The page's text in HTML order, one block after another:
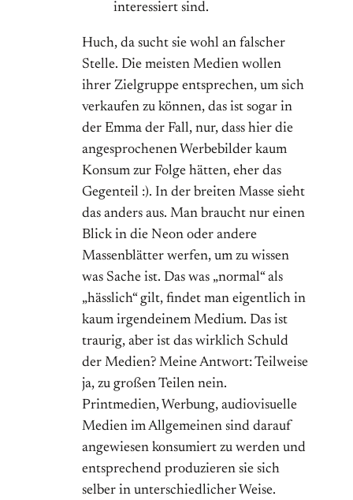
interessiert sind.
Huch, da sucht sie wohl an falscher
Stelle. Die meisten Medien wollen
ihrer Zielgruppe entsprechen, um sich
verkaufen zu können, das ist sogar in
der Emma der Fall, nur, dass hier die
angesprochenen Werbebilder kaum
Konsum zur Folge hätten, eher das
Gegenteil :). In der breiten Masse sieht
das anders aus. Man braucht nur einen
Blick in die Neon oder andere
Massenblätter werfen, um zu wissen
was Sache ist. Das was „normal“ als
„hässlich“ gilt, findet man eigentlich in
kaum irgendeinem Medium. Das ist
traurig, aber ist das wirklich Schuld
der Medien? Meine Antwort: Teilweise
ja, zu großen Teilen nein.
Printmedien, Werbung, audiovisuelle
Medien im Allgemeinen sind darauf
angewiesen konsumiert zu werden und
entsprechend produzieren sie sich
selber in unterschiedlicher Weise.